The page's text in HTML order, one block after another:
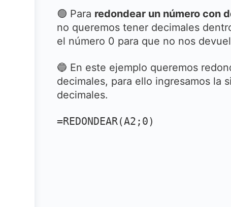
🟢 Para redondear un número con
no queremos tener decimales
el número 0 para que no nos
🔵 En este ejemplo queremos
decimales, para ello ingresamos la
decimales.
=REDONDEAR(A2;0)